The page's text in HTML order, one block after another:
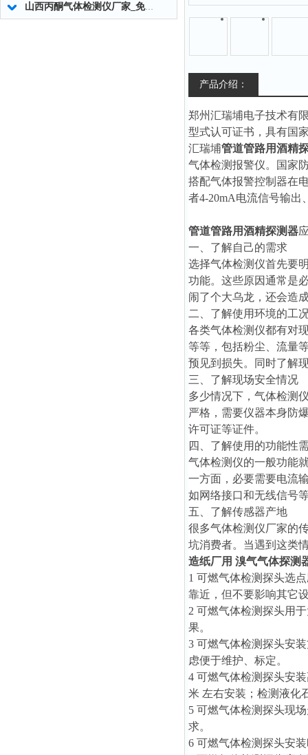
山西丙酮气体检测仪厂家_免费标定
产品介绍：
郑州汇瑞埔电子技术有
型式认可证书，具有国
汇瑞埔管道管路用酒精
气体检测报警仪。国家
搭配气体报警控制器在
者4-20mA电流信号输出
管道管路用酒精探测器
一、了解自己的需求
选择气体检测仪首先要
功能。这些原因通常是
闹了个大乌龙，还会造
二、了解使用环境的工
各类气体检测仪都有对
等等，包括粉尘、流量
预见到损失。同时了解
三、了解现场安全情况
多少情况下，气体检测
严格，需要仪器本身防
许可证等证件。
四、了解使用的功能性
气体检测仪的一般功能
一方面，必要需要电流
如网络接口和无线信号
五、了解传感器产地
很多气体检测仪厂家的
坑消费者。当遇到这类
造纸厂用 溴气气体探测
1 可燃气体检测探头选
靠近，但不要影响其它
2 可燃气体检测探头用
果。
3 可燃气体检测探头安
虑便于维护、标定。
4 可燃气体检测探头安
米 左右安装；检测液化
5 可燃气体检测探头现
求。
6 可燃气体检测探头安